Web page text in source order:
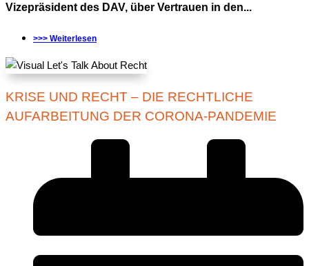
Vizepräsident des DAV, über Vertrauen in den...
>>> Weiterlesen
KRISE UND RECHT – DIE RECHTLICHE
AUFARBEITUNG DER CORONA-PANDEMIE